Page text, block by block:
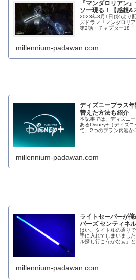
『マンダロリアン
ソー現る！【感想&
2023年3月1日(水)より
ズドラマ『マンダロリ
第2話・チャプター18「
millennium-padawan.com
ディズニープラス
替えた方法も紹介
本記事では、ディズニ
あるDisney+（ディズ
て、2つのプラン内容か
millennium-padawan.com
ライトセーバーが
バーズ センティネ
はい、タイトルの通り
手に入れてしまいまし
ル探し行こうかなぁ」
millennium-padawan.com